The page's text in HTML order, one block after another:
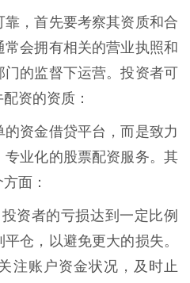
，首先要考察其资质和合
会拥有相关的营业执照和
的监督下运营。投资者可
资的资质：
资金借贷平台，而是致力
业化的股票配资服务。其
面：
资者的亏损达到一定比例
仓，以避免更大的损失。
注账户资金状况，及时止